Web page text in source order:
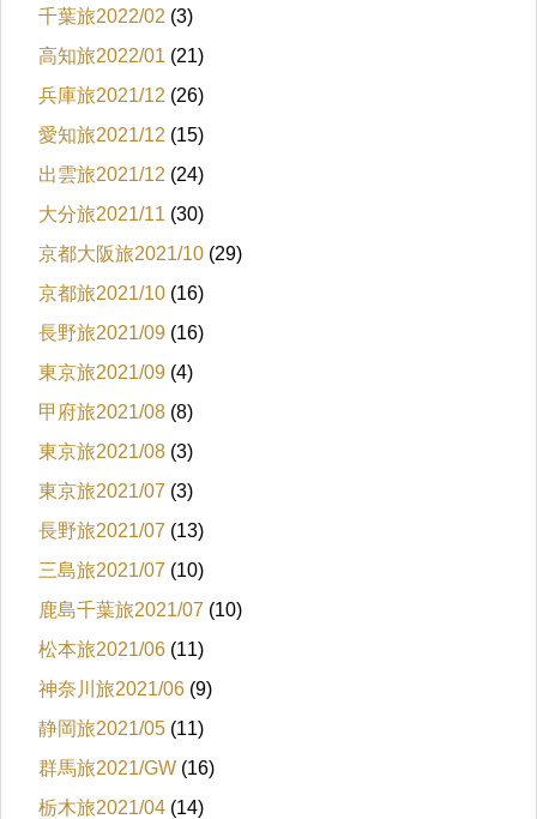
千葉旅2022/02 (3)
高知旅2022/01 (21)
兵庫旅2021/12 (26)
愛知旅2021/12 (15)
出雲旅2021/12 (24)
大分旅2021/11 (30)
京都大阪旅2021/10 (29)
京都旅2021/10 (16)
長野旅2021/09 (16)
東京旅2021/09 (4)
甲府旅2021/08 (8)
東京旅2021/08 (3)
東京旅2021/07 (3)
長野旅2021/07 (13)
三島旅2021/07 (10)
鹿島千葉旅2021/07 (10)
松本旅2021/06 (11)
神奈川旅2021/06 (9)
静岡旅2021/05 (11)
群馬旅2021/GW (16)
栃木旅2021/04 (14)